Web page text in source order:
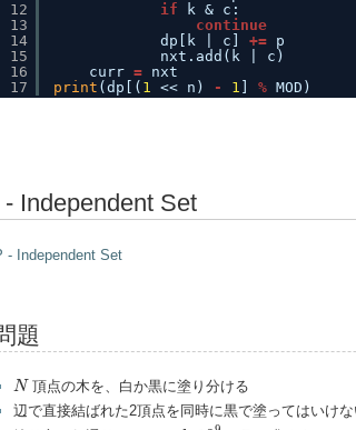
12
13
14
15
16
17
if
k & c:
continue
dp[k | c] +=
p
nxt.add(k | c)
curr =
nxt
print (dp[( 1 << n) - 1 ] % MOD)
Independent Set
- Independent Set
題
N
N頂点の木を、白か黒に塗り分ける
辺で直接結ばれた2頂点を同時に黒で塗ってはいけな
10 +7